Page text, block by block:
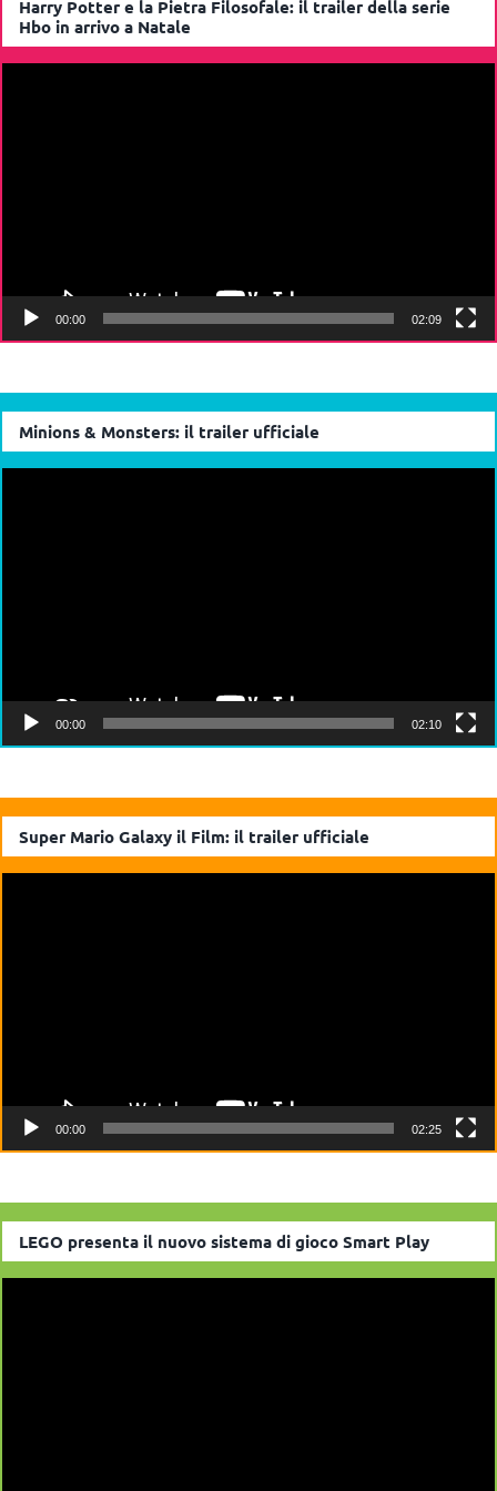
Harry Potter e la Pietra Filosofale: il trailer della serie
Hbo in arrivo a Natale
00:00 02:09
Minions & Monsters: il trailer ufficiale
00:00 02:10
Super Mario Galaxy il Film: il trailer ufficiale
00:00 02:25
LEGO presenta il nuovo sistema di gioco Smart Play